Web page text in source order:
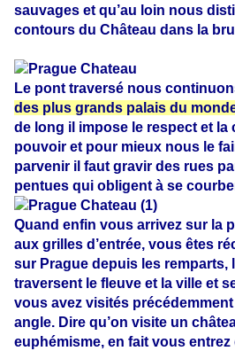
sauvages et qu’au loin nous
contours du Château dans la
Le pont traversé nous
des plus grands palais du
de long il impose le respect et la
pouvoir et pour mieux nous le
parvenir il faut gravir des rues
pentues qui obligent à se
Quand enfin vous arrivez sur la
aux grilles d’entrée, vous êtes
sur Prague depuis les remparts,
traversent le fleuve et la ville et
vous avez visités
angle. Dire qu’on visite un
euphémisme, en fait vous